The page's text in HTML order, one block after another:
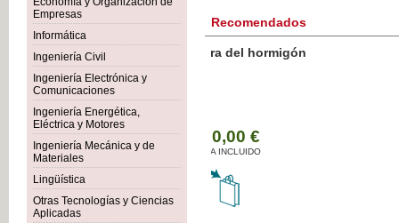
Empresas
Informática
Ingeniería Civil
Ingeniería Electrónica y
Comunicaciones
Ingeniería Energética,
Eléctrica y Motores
Ingeniería Mecánica y de
Materiales
Lingüística
Otras Tecnologías y Ciencias
Aplicadas
Recomendados
Botánica Agroalimentaria